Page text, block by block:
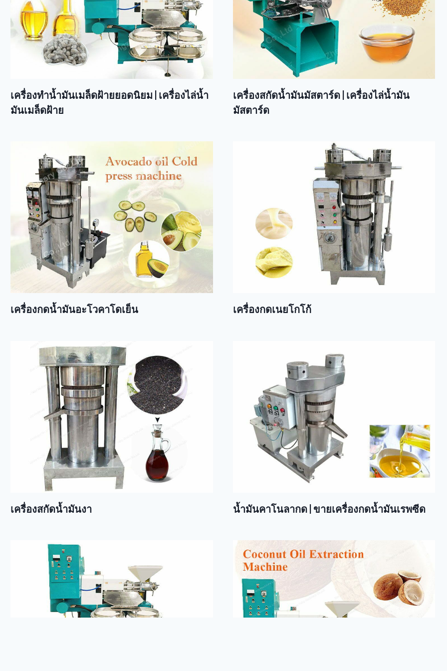
เครื่องทำน้ำมันเมล็ดฝ้ายยอดนิยม | เครื่องไล่น้ำ
มันเมล็ดฝ้าย
เครื่องสกัดน้ำมันมัสตาร์ด | เครื่องไล่น้ำมัน
มัสตาร์ด
เครื่องกดน้ำมันอะโวคาโดเย็น เครื่องกดเนยโกโก้
เครื่องสกัดน้ำมันงา น้ำมันคาโนลากด | ขายเครื่องกดน้ำมันเรพซีด